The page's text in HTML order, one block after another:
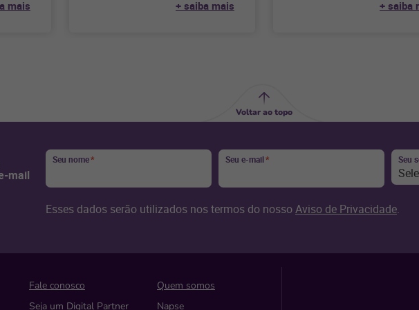
mais + saiba mais
pontos essenciais para+ saiba
Voltar ao topo
mail
Seu nome* Seu e-mail* Seu
Esses dados serão utilizados nos termos do nossoAviso de Privacidade.
Fale conosco
Quem somos
Seja um Digital Partner
Napse